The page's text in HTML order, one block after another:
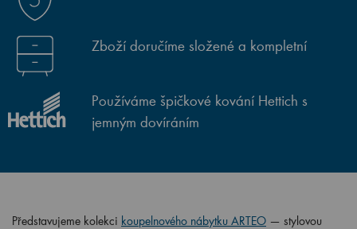
Zboží doručíme složené a kompletní
Používáme špičkové kování Hettich s
jemným dovíráním
Představujeme kolekci koupelnového nábytku ARTEO — stylovou